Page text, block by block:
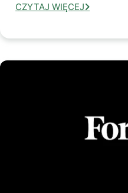
CZYTAJ WIĘCEJ